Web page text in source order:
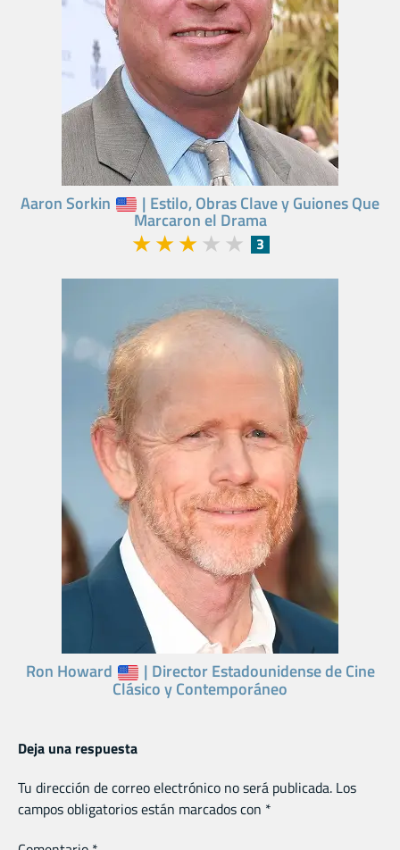
Aaron Sorkin | Estilo, Obras Clave y Guiones Que
Marcaron el Drama
★★★★ ★ 3
Ron Howard | Director Estadounidense de Cine
Clásico y Contemporáneo
Deja una respuesta
Tu dirección de correo electrónico no será publicada. Los
campos obligatorios están marcados con *